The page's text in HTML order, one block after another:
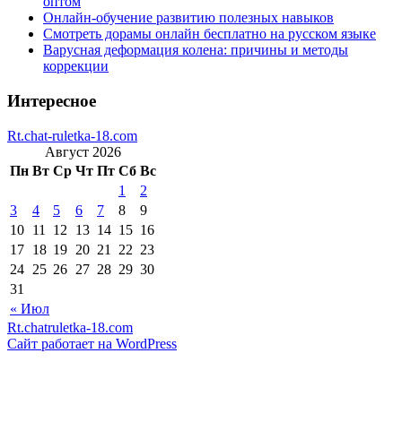
Онлайн-обучение развитию полезных навыков
Смотреть дорамы онлайн бесплатно на русском языке
Варусная деформация колена: причины и методы
коррекции
Интересное
Rt.chat-ruletka-18.com
Август 2026
Пн Вт Ср Чт Пт Сб Вс
« Июл
1
2
3
4 5 6 7 8
9
10 11 12 13 14 15 16
17 18 19 20 21 22 23
24 25 26 27 28 29 30
31
Rt.chatruletka-18.com
Сайт работает на WordPress